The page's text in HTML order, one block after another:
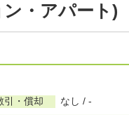
・アパート)
引・償却 なし / -